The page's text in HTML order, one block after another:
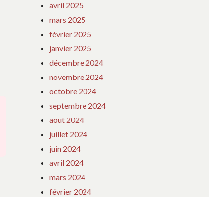
avril 2025
mars 2025
février 2025
janvier 2025
décembre 2024
novembre 2024
octobre 2024
septembre 2024
août 2024
juillet 2024
juin 2024
avril 2024
mars 2024
février 2024